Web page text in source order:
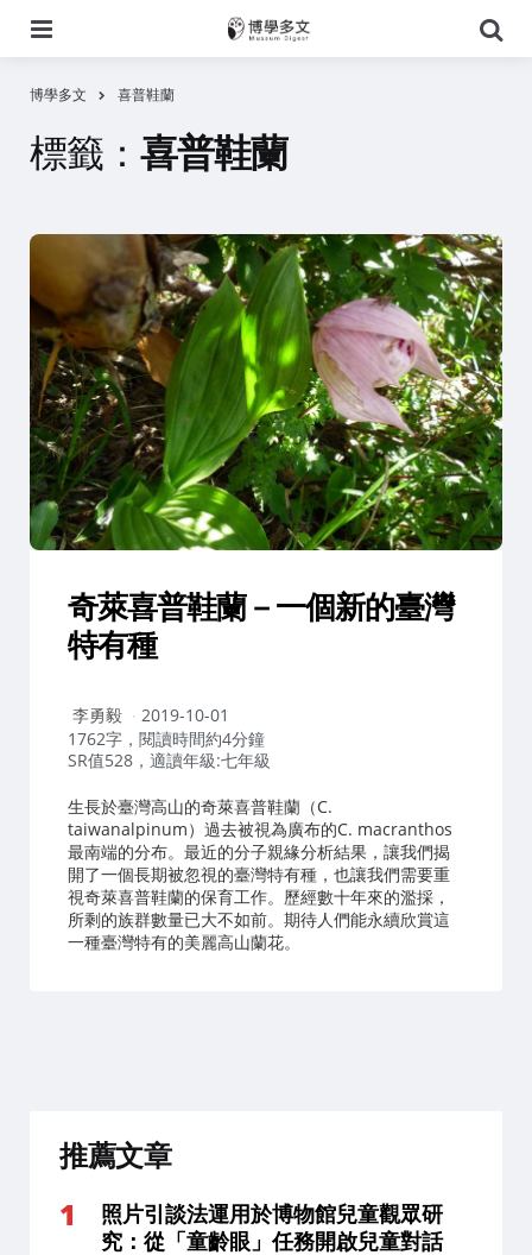
尋
博學多文 喜普鞋蘭
標籤： 喜普鞋蘭
奇萊喜普鞋蘭－一個新的臺灣
特有種
作
者：
李勇毅
2019-10-01
1762字，閱讀時間約4分鐘
SR值528，適讀年級:七年級
生長於臺灣高山的奇萊喜普鞋蘭（C.
taiwanalpinum）過去被視為廣布的C. macranthos
最南端的分布。最近的分子親緣分析結果，讓我們揭
開了一個長期被忽視的臺灣特有種，也讓我們需要重
視奇萊喜普鞋蘭的保育工作。歷經數十年來的濫採，
所剩的族群數量已大不如前。期待人們能永續欣賞這
一種臺灣特有的美麗高山蘭花。
推薦文章
照片引談法運用於博物館兒童觀眾研
究：從「童齡眼」任務開啟兒童對話